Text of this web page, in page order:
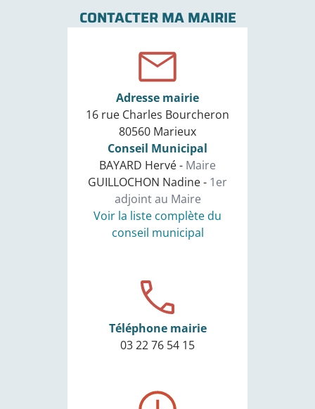
CONTACTER MA MAIRIE
Adresse mairie
16 rue Charles Bourcheron
80560 Marieux
Conseil Municipal
BAYARD Hervé - Maire
GUILLOCHON Nadine - 1er
adjoint au Maire
Voir la liste complète du
conseil municipal
Téléphone mairie
03 22 76 54 15